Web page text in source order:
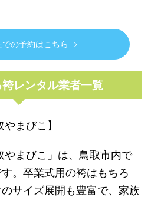
の予約はこちら
レンタル業者一覧
まびこ】
やまびこ」は、鳥取市内で
。卒業式用の袴はもちろ
サイズ展開も豊富で、家族